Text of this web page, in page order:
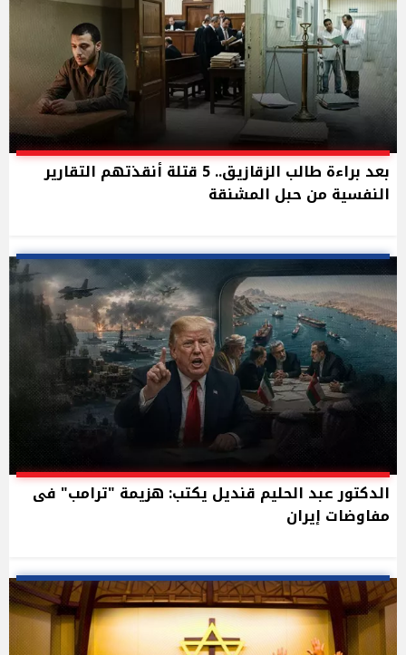
بعد براءة طالب الزقازيق.. 5 قتلة أنقذتهم التقارير
النفسية من حبل المشنقة
الدكتور عبد الحليم قنديل يكتب: هزيمة "ترامب" فى
مفاوضات إيران